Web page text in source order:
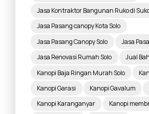
Jasa Kontraktor Bangunan Ruko di
Jasa Pasang canopy Kota Solo
Jasa Pasang Canopy Solo
Jasa
Jasa Renovasi Rumah Solo
Jual
Kanopi Baja Ringan Murah Solo
Kanopi Garasi
Kanopi Gavalum
Kanopi Karanganyar
Kanopi